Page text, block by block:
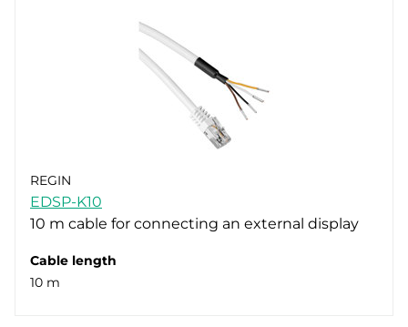
REGIN
EDSP-K10
10 m cable for connecting an external display
Cable length
10 m